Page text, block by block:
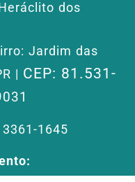
dos
Jardim das
| CEP: 81.531-
1645